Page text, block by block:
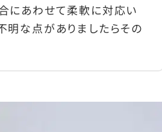
にあわせて柔軟に対応い
明な点がありましたらその